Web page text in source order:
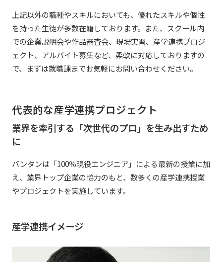
上記以外の職種やスキルにおいても、優れたスキルや個性
を持った生徒が多数在籍しております。また、スクール内
での企業説明会や作品審査会、現場実習、産学連携プロジ
ェクト、アルバイト募集など、柔軟に対応しておりますの
で、まずは就職課までお気軽にお問い合わせください。
代表的な産学連携プロジェクト
業界を牽引する「次世代のプロ」を生み出すため
に
バンタンは「100％現役エンジニア」による最新の授業に加
え、業界トップ企業の協力のもと、数多くの産学連携授業
やプロジェクトを実施しています。
産学連携イメージ